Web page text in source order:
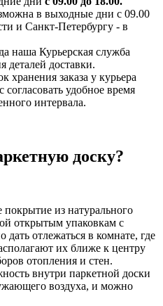
в выходные дни с 09.00
и Санкт-Петербургу - в
наша Курьерская служба
деталей доставки.
заказа у курьера
удобное время
интервала.
доску?
из натурального
открытым упаковкам с
отлежаться в комнате, где
их ближе к центру
отопления и стен.
внутри паркетной доски
воздуха, и можно